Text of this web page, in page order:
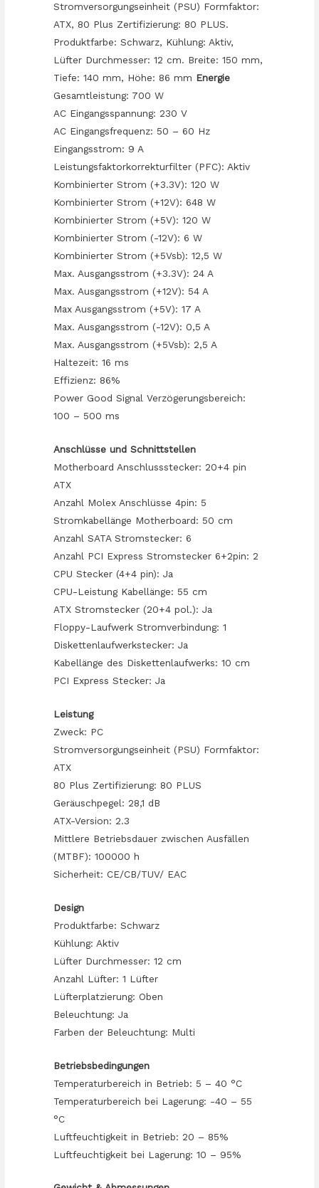
Stromversorgungseinheit (PSU) Formfaktor:
ATX, 80 Plus Zertifizierung: 80 PLUS.
Produktfarbe: Schwarz, Kühlung: Aktiv,
Lüfter Durchmesser: 12 cm. Breite: 150 mm,
Tiefe: 140 mm, Höhe: 86 mm Energie
Gesamtleistung: 700 W
AC Eingangsspannung: 230 V
AC Eingangsfrequenz: 50 – 60 Hz
Eingangsstrom: 9 A
Leistungsfaktorkorrekturfilter (PFC): Aktiv
Kombinierter Strom (+3.3V): 120 W
Kombinierter Strom (+12V): 648 W
Kombinierter Strom (+5V): 120 W
Kombinierter Strom (-12V): 6 W
Kombinierter Strom (+5Vsb): 12,5 W
Max. Ausgangsstrom (+3.3V): 24 A
Max. Ausgangsstrom (+12V): 54 A
Max Ausgangsstrom (+5V): 17 A
Max. Ausgangsstrom (-12V): 0,5 A
Max. Ausgangsstrom (+5Vsb): 2,5 A
Haltezeit: 16 ms
Effizienz: 86%
Power Good Signal Verzögerungsbereich:
100 – 500 ms
Anschlüsse und Schnittstellen
Motherboard Anschlussstecker: 20+4 pin
ATX
Anzahl Molex Anschlüsse 4pin: 5
Stromkabellänge Motherboard: 50 cm
Anzahl SATA Stromstecker: 6
Anzahl PCI Express Stromstecker 6+2pin: 2
CPU Stecker (4+4 pin): Ja
CPU-Leistung Kabellänge: 55 cm
ATX Stromstecker (20+4 pol.): Ja
Floppy-Laufwerk Stromverbindung: 1
Diskettenlaufwerkstecker: Ja
Kabellänge des Diskettenlaufwerks: 10 cm
PCI Express Stecker: Ja
Leistung
Zweck: PC
Stromversorgungseinheit (PSU) Formfaktor:
ATX
80 Plus Zertifizierung: 80 PLUS
Geräuschpegel: 28,1 dB
ATX-Version: 2.3
Mittlere Betriebsdauer zwischen Ausfällen
(MTBF): 100000 h
Sicherheit: CE/CB/TUV/ EAC
Design
Produktfarbe: Schwarz
Kühlung: Aktiv
Lüfter Durchmesser: 12 cm
Anzahl Lüfter: 1 Lüfter
Lüfterplatzierung: Oben
Beleuchtung: Ja
Farben der Beleuchtung: Multi
Betriebsbedingungen
Temperaturbereich in Betrieb: 5 – 40 °C
Temperaturbereich bei Lagerung: -40 – 55
°C
Luftfeuchtigkeit in Betrieb: 20 – 85%
Luftfeuchtigkeit bei Lagerung: 10 – 95%